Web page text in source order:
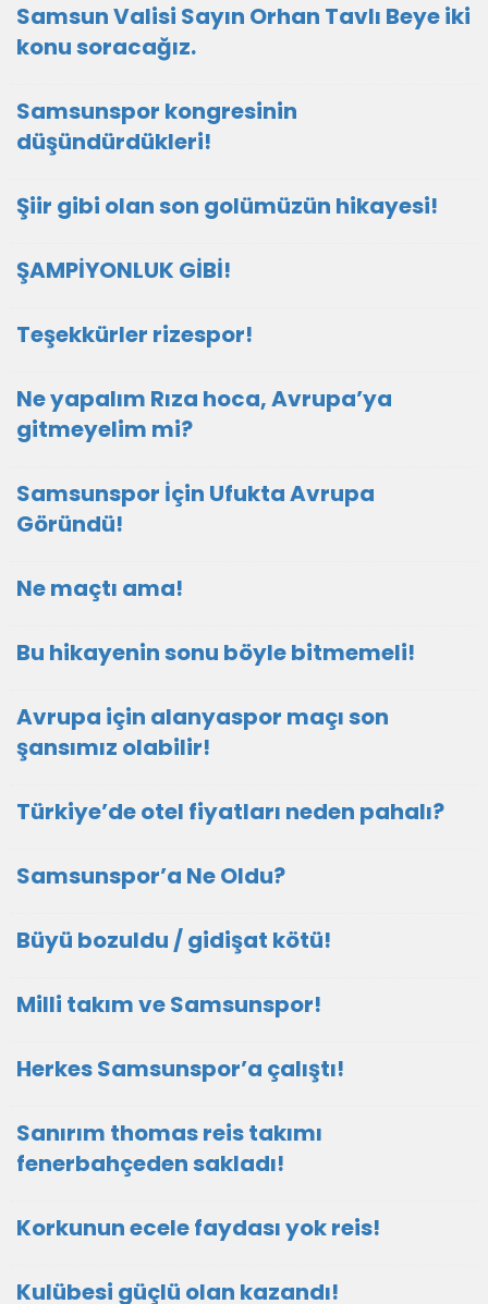
Samsun Valisi Sayın Orhan Tavlı Beye iki
konu soracağız.
Samsunspor kongresinin
düşündürdükleri!
Şiir gibi olan son golümüzün hikayesi!
ŞAMPİYONLUK GİBİ!
Teşekkürler rizespor!
Ne yapalım Rıza hoca, Avrupa’ya
gitmeyelim mi?
Samsunspor İçin Ufukta Avrupa
Göründü!
Ne maçtı ama!
Bu hikayenin sonu böyle bitmemeli!
Avrupa için alanyaspor maçı son
şansımız olabilir!
Türkiye’de otel fiyatları neden pahalı?
Samsunspor’a Ne Oldu?
Büyü bozuldu / gidişat kötü!
Milli takım ve Samsunspor!
Herkes Samsunspor’a çalıştı!
Sanırım thomas reis takımı
fenerbahçeden sakladı!
Korkunun ecele faydası yok reis!
Kulübesi güçlü olan kazandı!